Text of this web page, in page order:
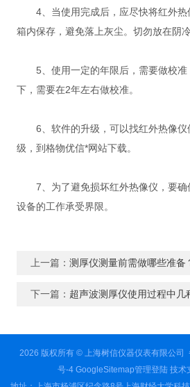
4、当使用完成后，应尽快将红外热
箱内保存，避免落上灰尘。切勿放在阴
5、使用一定的年限后，需要做校准
下，需要在2年左右做校准。
6、软件的升级，可以找红外热像仪
级，到格物优信*网站下载。
7、为了避免损坏红外热像仪，要确
设备的工作承受界限。
上一篇： 测厚仪测量前需做哪些准备
下一篇： 超声波测厚仪使用过程中几
2026 版权所有 © 上海树信仪器仪表有限公司
号-4 GoogleSitemap管理登陆技术